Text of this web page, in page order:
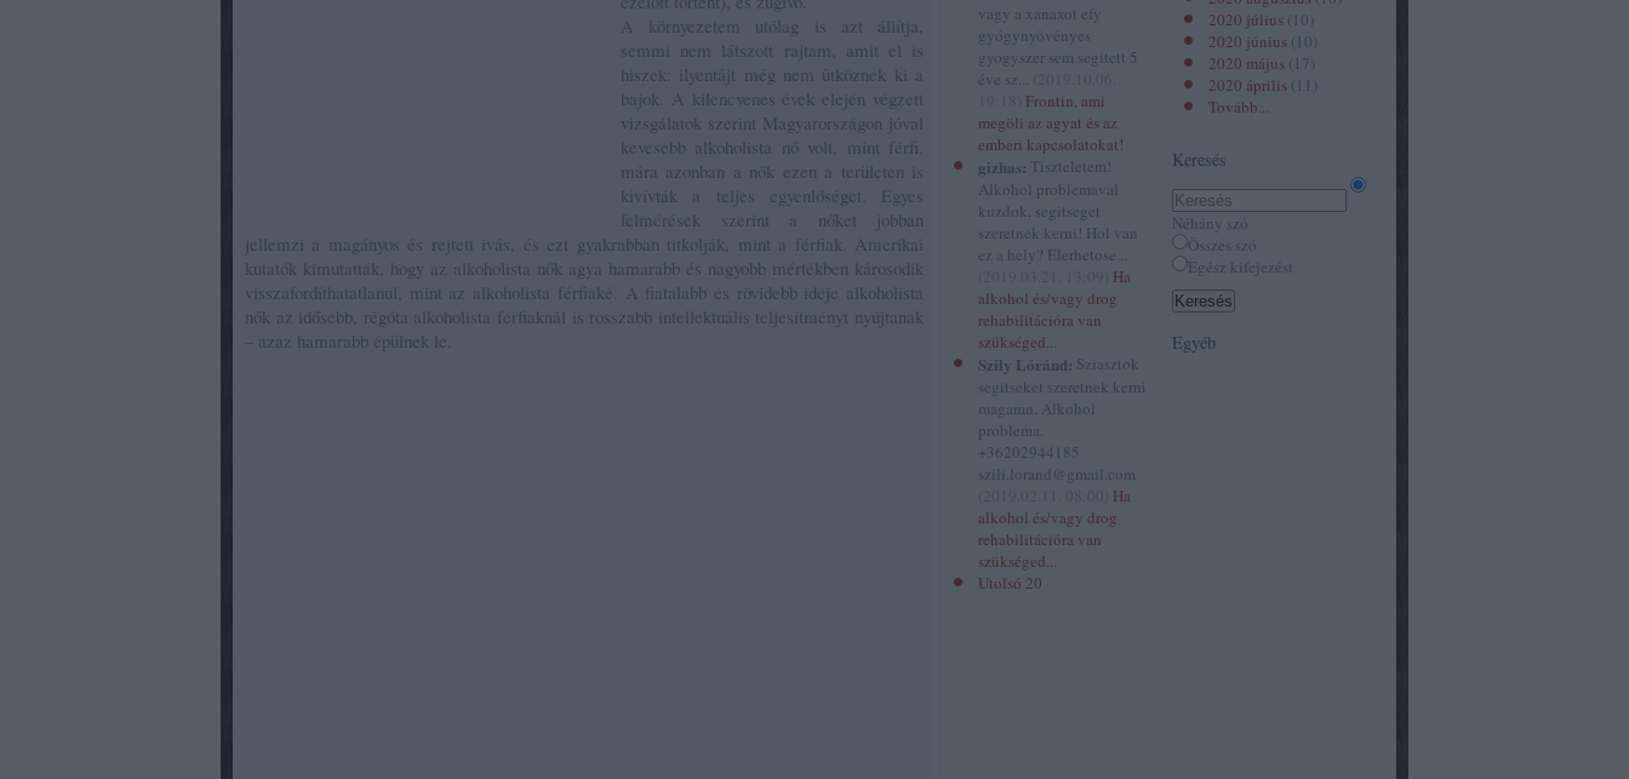
2020 július ( 10
2020 június ( 10
2020 május ( 17
2020 április ( 11
Tovább...
Keresés
Néhány szó
Összes szó
Egész kifejezést
Egyéb
vagy a xanaxot efy
gyógynyövényes
gyogyszer sem segitett 5
éve sz...
Frontin, ami
megöli az agyat és az
emberi kapcsolatokat!
gizhas: Tiszteletem!
Alkohol problemaval
kuzdok, segitseget
szeretnek kerni! Hol van
ez a hely? Elerhetose...
Ha
alkohol és/vagy drog
rehabilitációra van
szükséged...
Szily Lóránd: Sziasztok
segitseket szeretnek kerni
magamn. Alkohol
problema.
+36202944185
szili.lorand@gmail.com
Ha
alkohol és/vagy drog
rehabilitációra van
szükséged...
Utolsó 20
A környezetem utólag is azt állítja,
semmi nem látszott rajtam, amit el is
hiszek: ilyentájt még nem ütköznek ki a
bajok. A kilencvenes évek elején végzett
vizsgálatok szerint Magyarországon jóval
kevesebb alkoholista nő volt, mint férfi,
mára azonban a nők ezen a területen is
kivívták a teljes egyenlőséget. Egyes
felmérések szerint a nőket jobban
jellemzi a magányos és rejtett ivás, és ezt gyakrabban titkolják, mint a férfiak. Amerikai
kutatók kimutatták, hogy az alkoholista nők agya hamarabb és nagyobb mértékben károsodik
visszafordíthatatlanul, mint az alkoholista férfiaké. A fiatalabb és rövidebb ideje alkoholista
nők az idősebb, régóta alkoholista férfiaknál is rosszabb intellektuális teljesítményt nyújtanak
– azaz hamarabb épülnek le.